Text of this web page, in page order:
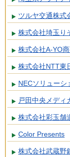
ツルヤ交通株式
株式会社埼玉り
株式会社A-YO
株式会社NTT東
NECソリューシ
戸田中央メディ
株式会社彩玉舗
Color Presents
株式会社武蔵野